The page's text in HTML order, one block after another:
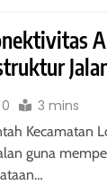
0 3 mins
Kecamatan
guna